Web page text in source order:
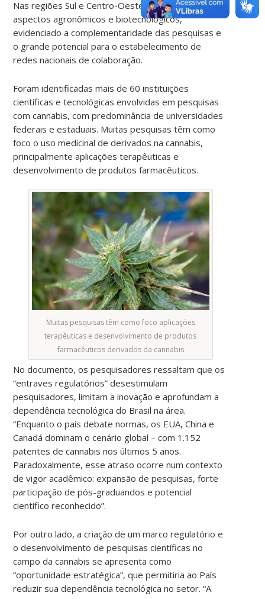
Nas regiões Sul e Centro-Oeste, a ênfase é em
aspectos agronômicos e biotecnológicos,
evidenciado a complementaridade das pesquisas e
o grande potencial para o estabelecimento de
redes nacionais de colaboração.
Foram identificadas mais de 60 instituições
científicas e tecnológicas envolvidas em pesquisas
com cannabis, com predominância de universidades
federais e estaduais. Muitas pesquisas têm como
foco o uso medicinal de derivados na cannabis,
principalmente aplicações terapêuticas e
desenvolvimento de produtos farmacêuticos.
Muitas pesquisas têm como foco aplicações
terapêuticas e desenvolvimento de produtos
farmacêuticos derivados da cannabis
No documento, os pesquisadores ressaltam que os
“entraves regulatórios” desestimulam
pesquisadores, limitam a inovação e aprofundam a
dependência tecnológica do Brasil na área.
“Enquanto o país debate normas, os EUA, China e
Canadá dominam o cenário global – com 1.152
patentes de cannabis nos últimos 5 anos.
Paradoxalmente, esse atraso ocorre num contexto
de vigor acadêmico: expansão de pesquisas, forte
participação de pós-graduandos e potencial
científico reconhecido”.
Por outro lado, a criação de um marco regulatório e
o desenvolvimento de pesquisas científicas no
campo da cannabis se apresenta como
“oportunidade estratégica”, que permitiria ao País
reduzir sua dependência tecnológica no setor. “A